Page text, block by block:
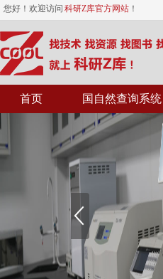
您好！欢迎访问 科研Z库官方网站 ！
首页 国自然查询系统